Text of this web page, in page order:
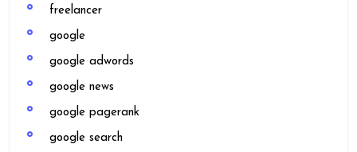
freelancer
google
google adwords
google news
google pagerank
google search